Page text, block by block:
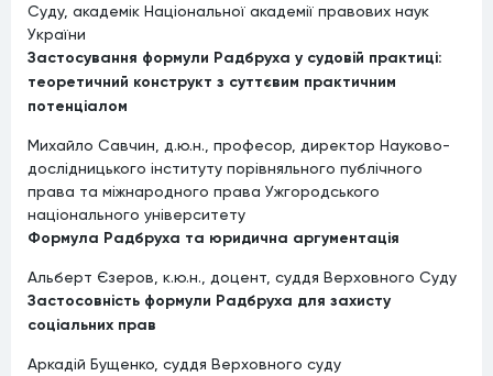
Суду, академік Національної академії правових наук
України
Застосування формули Радбруха у судовій практиці:
теоретичний конструкт з суттєвим практичним
потенціалом
Михайло Савчин, д.ю.н., професор, директор Науково-
дослідницького інституту порівняльного публічного
права та міжнародного права Ужгородського
національного університету
Формула Радбруха та юридична аргументація
Альберт Єзеров, к.ю.н., доцент, суддя Верховного Суду
Застосовність формули Радбруха для захисту
соціальних прав
Аркадій Бущенко, суддя Верховного суду